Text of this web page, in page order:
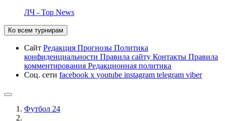
ЛЧ - Top News
Ко всем турнирам
Сайт Редакция Прогнозы Политика
конфиденциальности Правила сайту Контакты Правила
комментирования Редакционная политика
Соц. сети facebook x youtube instagram telegram viber
Футбол 24